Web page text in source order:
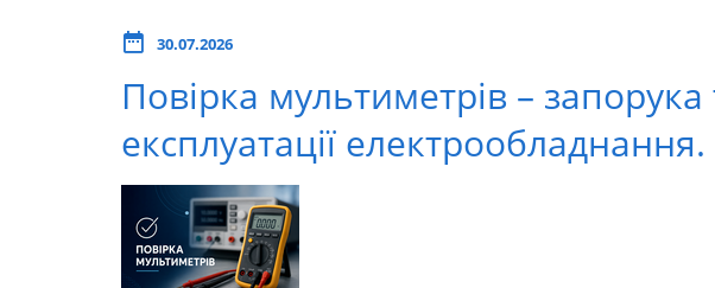
30.07.2026
Повірка мультиметрів –
експлуатації електрообладнання.